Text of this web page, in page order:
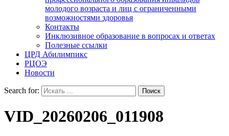
молодого возраста и лиц с ограниченными
возможностями здоровья
Контакты
Инклюзивное образование в вопросах и ответах
Полезные ссылки
ЦРД Абилимпикс
РЦОЭ
Новости
Search for:
VID_20260206_011908